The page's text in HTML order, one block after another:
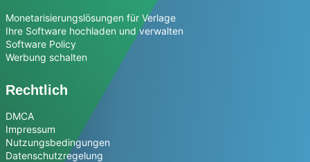
Monetarisierungslösungen für Verlage
Ihre Software hochladen und verwalten
Software Policy
Werbung schalten
Rechtlich
DMCA
Impressum
Nutzungsbedingungen
Datenschutzregelung